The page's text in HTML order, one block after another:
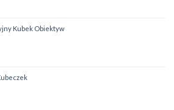
Kubek Obiektyw